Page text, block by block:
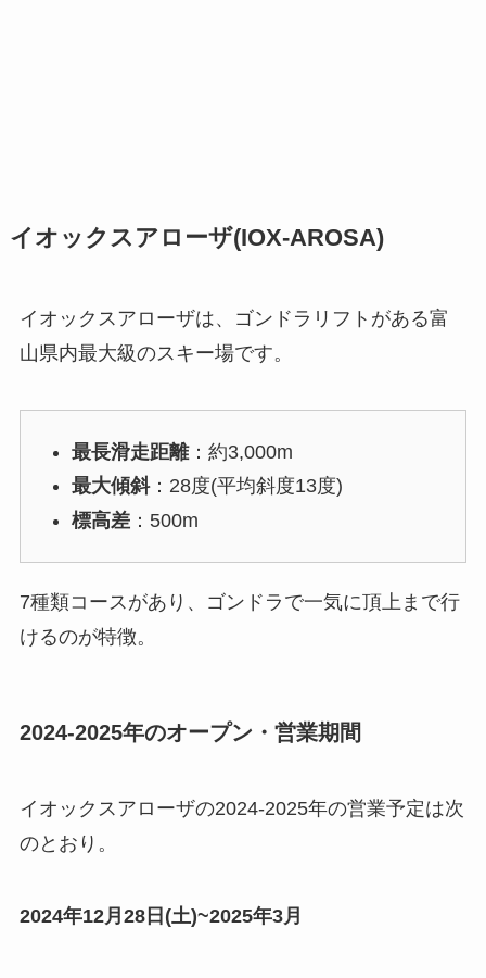
イオックスアローザ(IOX-AROSA)
イオックスアローザは、ゴンドラリフトがある富
山県内最大級のスキー場です。
最長滑走距離：約3,000m
最大傾斜：28度(平均斜度13度)
標高差：500m
7種類コースがあり、ゴンドラで一気に頂上まで行
けるのが特徴。
2024-2025年のオープン・営業期間
イオックスアローザの2024-2025年の営業予定は次
のとおり。
2024年12月28日(土)~2025年3月